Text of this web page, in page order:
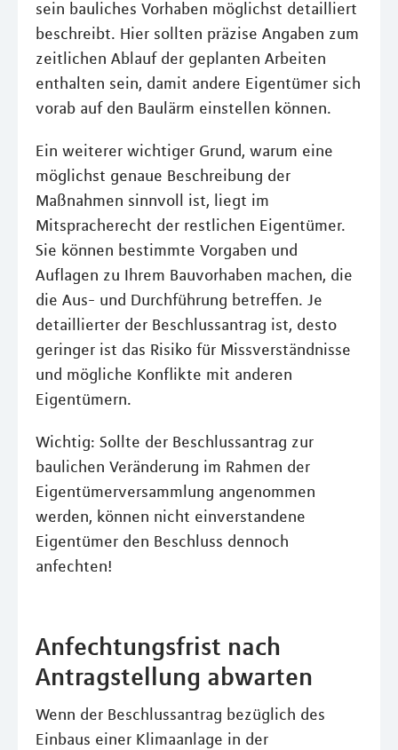
sein bauliches Vorhaben möglichst detailliert
beschreibt. Hier sollten präzise Angaben zum
zeitlichen Ablauf der geplanten Arbeiten
enthalten sein, damit andere Eigentümer sich
vorab auf den Baulärm einstellen können.
Ein weiterer wichtiger Grund, warum eine
möglichst genaue Beschreibung der
Maßnahmen sinnvoll ist, liegt im
Mitspracherecht der restlichen Eigentümer.
Sie können bestimmte Vorgaben und
Auflagen zu Ihrem Bauvorhaben machen, die
die Aus- und Durchführung betreffen. Je
detaillierter der Beschlussantrag ist, desto
geringer ist das Risiko für Missverständnisse
und mögliche Konflikte mit anderen
Eigentümern.
Wichtig: Sollte der Beschlussantrag zur
baulichen Veränderung im Rahmen der
Eigentümerversammlung angenommen
werden, können nicht einverstandene
Eigentümer den Beschluss dennoch
anfechten!
Anfechtungsfrist nach
Antragstellung abwarten
Wenn der Beschlussantrag bezüglich des
Einbaus einer Klimaanlage in der